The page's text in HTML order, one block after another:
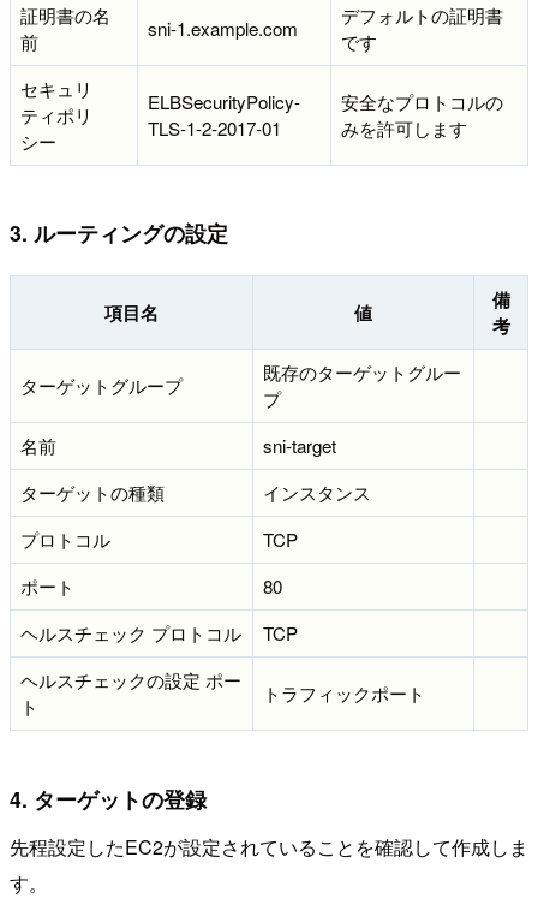
証明書の名
前
sni-1.example.com
デフォルトの証明書
です
セキュリ
ティポリ
シー
ELBSecurityPolicy-
TLS-1-2-2017-01
安全なプロトコルの
みを許可します
3. ルーティングの設定
項目名 値
備
考
ターゲットグループ
既存のターゲットグルー
プ
名前
sni-target
ターゲットの種類
インスタンス
プロトコル
TCP
ポート
80
ヘルスチェック プロトコル
TCP
ヘルスチェックの設定 ポー
ト
トラフィックポート
4. ターゲットの登録
先程設定したEC2が設定されていることを確認して作成しま
す。